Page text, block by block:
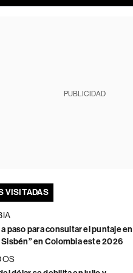
PUBLICIDAD
VISITADAS
a paso para consultar el puntaje en
Sisbén” en Colombia este 2026